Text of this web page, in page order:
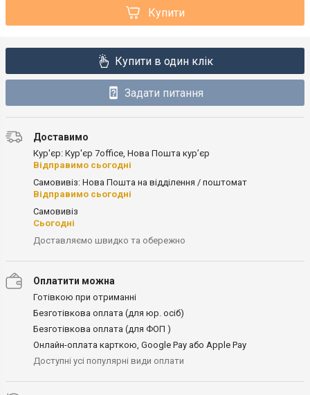
Купити
Купити в один клік
Задати питання
Доставимо
Кур'єр: Кур'єр 7office, Нова Пошта кур’єр
Відправимо сьогодні
Самовивіз: Нова Пошта на відділення / поштомат
Відправимо сьогодні
Самовивіз
Сьогодні
Доставляємо швидко та обережно
Оплатити можна
Готівкою при отриманні
Безготівкова оплата (для юр. осіб)
Безготівкова оплата (для ФОП )
Онлайн-оплата карткою, Google Pay або Apple Pay
Доступні усі популярні види оплати